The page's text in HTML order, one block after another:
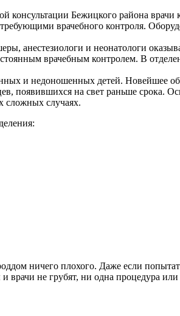
консультации Бежицкого района
врачебного контроля.
анестезиологи и неонатологи
врачебным контролем. В
и недоношенных детей. Новейшее
появившихся на свет раньше
сложных случаях.
ничего плохого. Даже если
не грубят, ни одна процедура